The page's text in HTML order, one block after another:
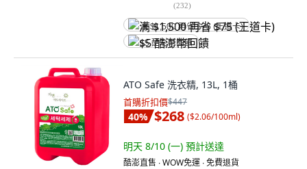
(232)
满 $1,500 再省 $75 (王道卡)
$5 酷澎幣回饋
ATO Safe 洗衣精, 13L, 1桶
首購折扣價$447
40% $268 ($2.06/100ml)
明天 8/10 (一) 預計送達
酷澎直售 ∙ WOW免運 ∙ 免費退貨